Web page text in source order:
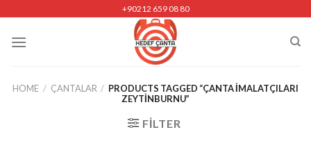
content
+90212 659 08 80
HOME / ÇANTALAR / PRODUCTS TAGGED “ÇANTA IMALATÇILARI
ZEYTINBURNU”
FILTER